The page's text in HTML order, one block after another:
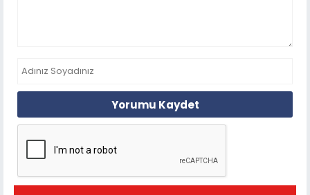
Yorumu Kaydet